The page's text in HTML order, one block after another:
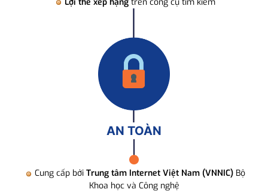
AN TOÀN
Cung cấp bởi Trung tâm Internet Việt Nam (VNNIC) Bộ
Khoa học và Công nghệ